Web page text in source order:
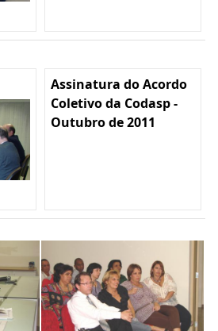
Assinatura do Acordo
Coletivo da Codasp -
Outubro de 2011